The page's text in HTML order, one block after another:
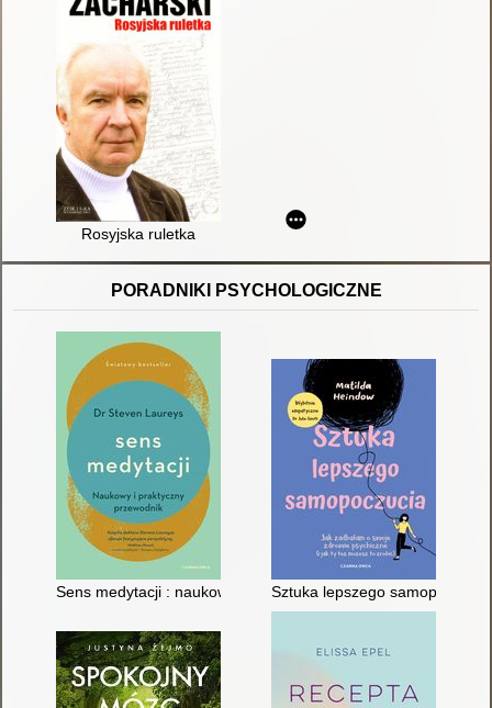
Rosyjska ruletka
PORADNIKI PSYCHOLOGICZNE
Sens medytacji : naukowy i praktyczny przewodnik
Sztuka lepszego